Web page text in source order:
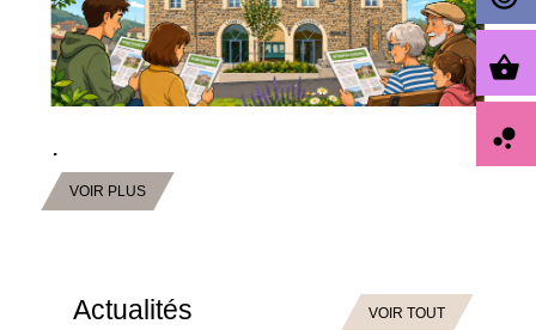
Actualités VOIR TOUT
shopping_basket
bubble_chart